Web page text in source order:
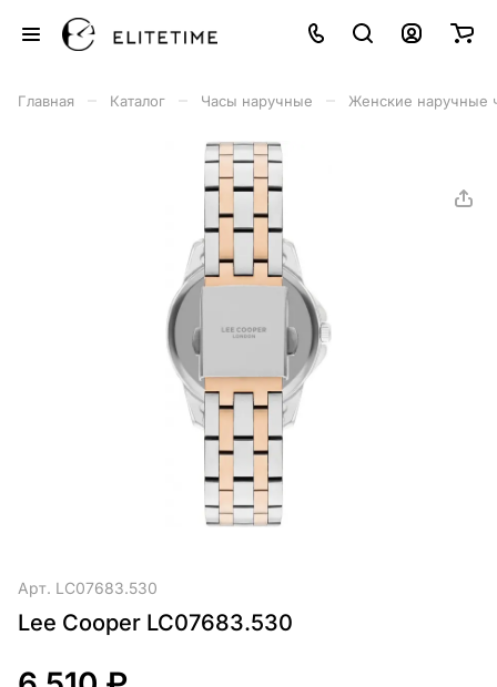
Главная Каталог Часы наручные Женские наручные
Арт. LC07683.530
Lee Cooper LC07683.530